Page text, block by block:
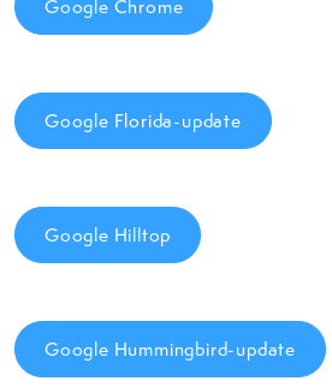
Google Chrome
Google Florida-update
Google Hilltop
Google Hummingbird-update